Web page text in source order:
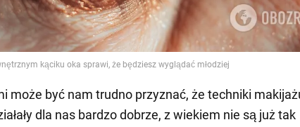
kąciku oka sprawi, że będziesz wyglądać młodziej
może być nam trudno przyznać, że techniki
dla nas bardzo dobrze, z wiekiem nie są już tak